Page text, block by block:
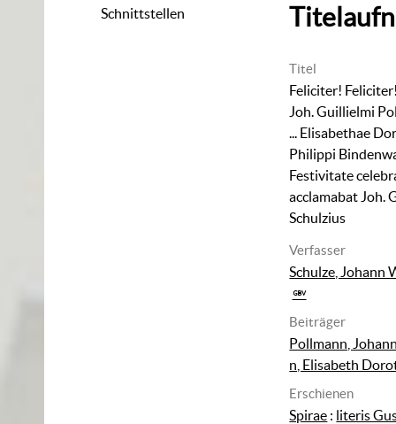
Schnittstellen
Titel
Feliciter!
Joh. Guillielmi
... Elisabethae
Philippi
Festivitate
acclamabat Joh.
Schulzius
Verfasser
Schulze, Johann
Beiträger
Pollmann,
n, Elisabeth
Erschienen
Spirae : literis